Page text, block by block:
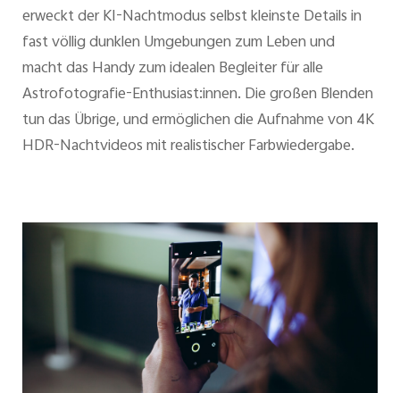
erweckt der KI-Nachtmodus selbst kleinste Details in
fast völlig dunklen Umgebungen zum Leben und
macht das Handy zum idealen Begleiter für alle
Astrofotografie-Enthusiast:innen. Die großen Blenden
tun das Übrige, und ermöglichen die Aufnahme von 4K
HDR-Nachtvideos mit realistischer Farbwiedergabe.